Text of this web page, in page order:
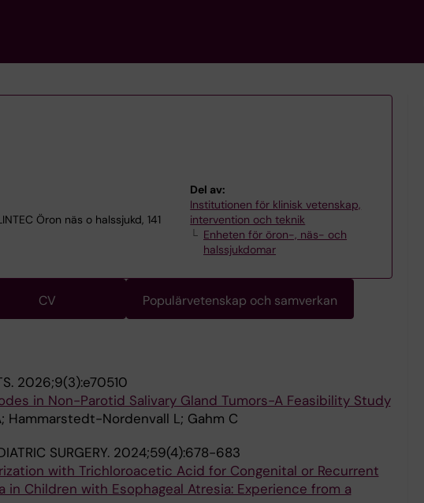
Öron näs o halssjukd, 141
Del av:
Institutionen för klinisk vetenskap,
intervention och teknik
Enheten för öron-, näs- och
halssjukdomar
CV Populärvetenskap och samverkan
2026;9(3):e70510
in Non-Parotid Salivary Gland Tumors-A Feasibility Study
Hammarstedt-Nordenvall L; Gahm C
SURGERY. 2024;59(4):678-683
with Trichloroacetic Acid for Congenital or Recurrent
in Children with Esophageal Atresia: Experience from a